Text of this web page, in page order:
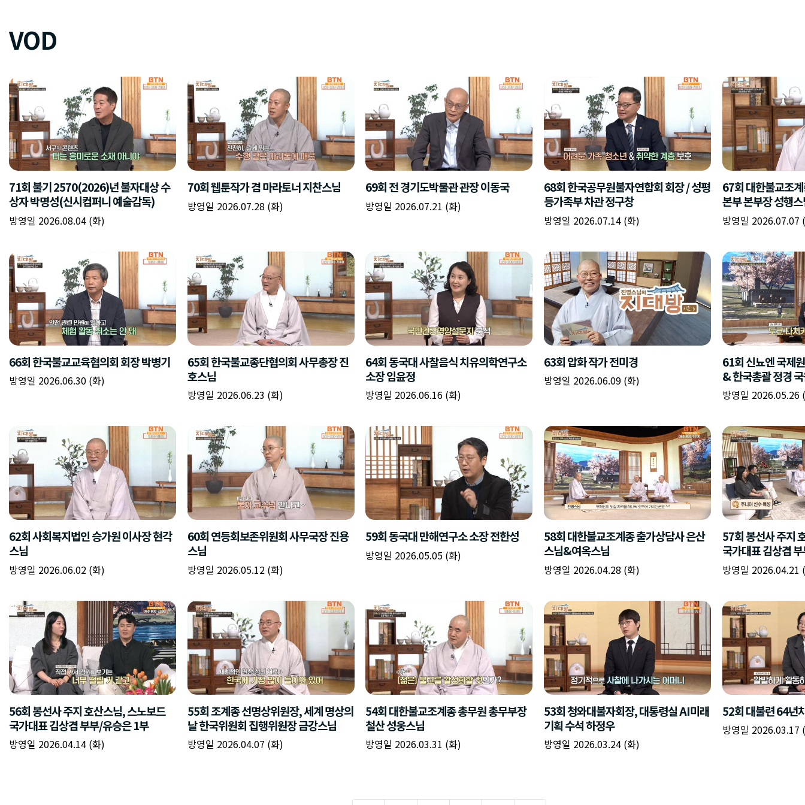
VOD
71회 불기 2570(2026)년 불자대상 수
상자 박명성(신시컴퍼니 예술감독)
방영일 2026.08.04 (화)
70회 웹툰작가 겸 마라토너 지찬스님
방영일 2026.07.28 (화)
69회 전 경기도박물관 관장 이동국
방영일 2026.07.21 (화)
68회 한국공무원불자연합회 회장 / 성평
등가족부 차관 정구창
방영일 2026.07.14 (화)
67회 대한불교조
본부 본부장 성행
방영일 2026.07.07
66회 한국불교교육협의회 회장 박병기
방영일 2026.06.30 (화)
65회 한국불교종단협의회 사무총장 진
호스님
방영일 2026.06.23 (화)
64회 동국대 사찰음식 치유의학연구소
소장 임윤정
방영일 2026.06.16 (화)
63회 압화 작가 전미경
방영일 2026.06.09 (화)
61회 신뇨엔 국제
& 한국총괄 정경
방영일 2026.05.26
62회 사회복지법인 승가원 이사장 현각
스님
방영일 2026.06.02 (화)
60회 연등회보존위원회 사무국장 진용
스님
방영일 2026.05.12 (화)
59회 동국대 만해연구소 소장 전한성
방영일 2026.05.05 (화)
58회 대한불교조계종 출가상담사 은산
스님&여옥스님
방영일 2026.04.28 (화)
57회 봉선사 주지
국가대표 김상겸
방영일 2026.04.21
56회 봉선사 주지 호산스님, 스노보드
국가대표 김상겸 부부/유승은 1부
방영일 2026.04.14 (화)
55회 조계종 선명상위원장, 세계 명상의
날 한국위원회 집행위원장 금강스님
방영일 2026.04.07 (화)
54회 대한불교조계종 총무원 총무부장
철산 성웅스님
방영일 2026.03.31 (화)
53회 청와대불자회장, 대통령실 AI미래
기획 수석 하정우
방영일 2026.03.24 (화)
52회 대불련 64년
방영일 2026.03.17